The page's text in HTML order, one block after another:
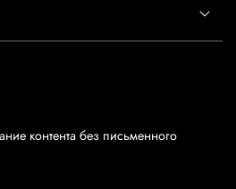
контента без письменного